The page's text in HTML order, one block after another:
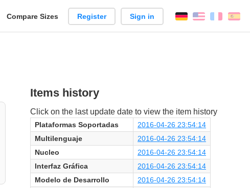
Create
Compare Sizes Register Sign in English
Items history
Click on the last update date to view the item history
Plataformas Soportadas
2016-04-26 23:54:14
Multilenguaje
2016-04-26 23:54:14
Nucleo
2016-04-26 23:54:14
Interfaz Gráfica
2016-04-26 23:54:14
Modelo de Desarrollo
2016-04-26 23:54:14